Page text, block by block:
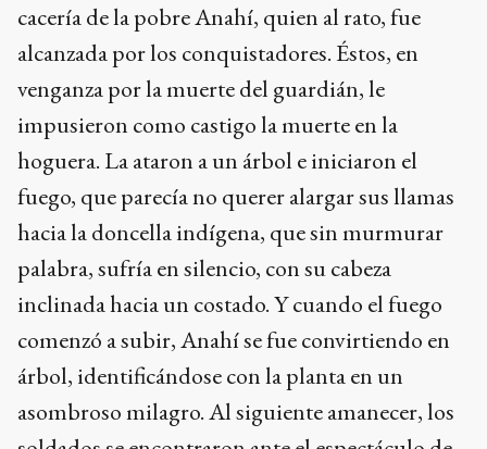
cacería de la pobre Anahí, quien al rato, fue
alcanzada por los conquistadores. Éstos, en
venganza por la muerte del guardián, le
impusieron como castigo la muerte en la
hoguera. La ataron a un árbol e iniciaron el
fuego, que parecía no querer alargar sus llamas
hacia la doncella indígena, que sin murmurar
palabra, sufría en silencio, con su cabeza
inclinada hacia un costado. Y cuando el fuego
comenzó a subir, Anahí se fue convirtiendo en
árbol, identificándose con la planta en un
asombroso milagro. Al siguiente amanecer, los